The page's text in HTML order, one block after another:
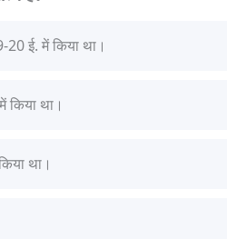
20 ई. में किया था।
किया था।
था।